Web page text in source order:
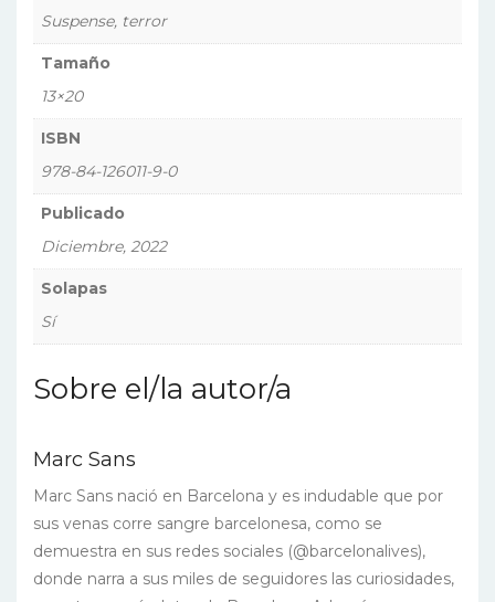
Suspense, terror
Tamaño
13×20
ISBN
978-84-126011-9-0
Publicado
Diciembre, 2022
Solapas
Sí
Sobre el/la autor/a
Marc Sans
Marc Sans nació en Barcelona y es indudable que por
sus venas corre sangre barcelonesa, como se
demuestra en sus redes sociales (@barcelonalives),
donde narra a sus miles de seguidores las curiosidades,